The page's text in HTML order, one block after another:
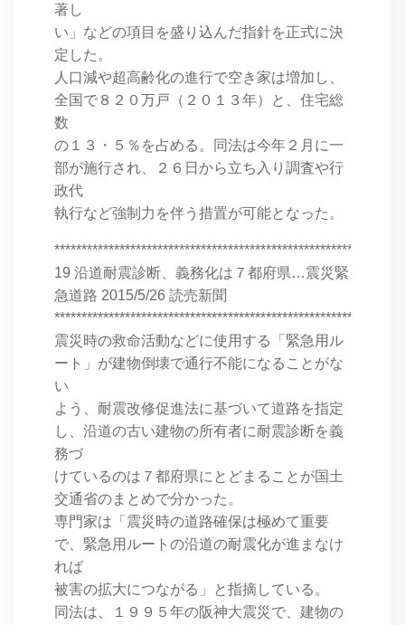
著し
い」などの項目を盛り込んだ指針を正式に決
定した。
人口減や超高齢化の進行で空き家は増加し、
全国で８２０万戸（２０１３年）と、住宅総
数
の１３・５％を占める。同法は今年２月に一
部が施行され、２６日から立ち入り調査や行
政代
執行など強制力を伴う措置が可能となった。
19 沿道耐震診断、義務化は７都府県…震災緊
急道路 2015/5/26 読売新聞
震災時の救命活動などに使用する「緊急用ル
ート」が建物倒壊で通行不能になることがな
い
よう、耐震改修促進法に基づいて道路を指定
し、沿道の古い建物の所有者に耐震診断を義
務づ
けているのは７都府県にとどまることが国土
交通省のまとめで分かった。
専門家は「震災時の道路確保は極めて重要
で、緊急用ルートの沿道の耐震化が進まなけ
れば
被害の拡大につながる」と指摘している。
同法は、１９９５年の阪神大震災で、建物の